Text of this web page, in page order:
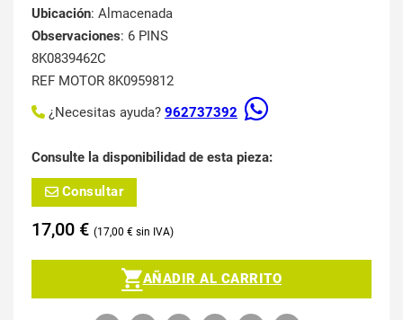
Ubicación: Almacenada
Observaciones: 6 PINS
8K0839462C
REF MOTOR 8K0959812
¿Necesitas ayuda? 962737392
Consulte la disponibilidad de esta pieza:
Consultar
17,00 € 17,00 €
AÑADIR AL CARRITO